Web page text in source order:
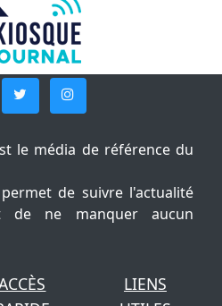
le média de référence du
de suivre l'actualité
ne manquer aucun
LIENS